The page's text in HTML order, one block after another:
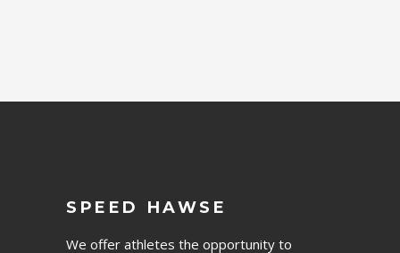
SPEED HAWSE
We offer athletes the opportunity to